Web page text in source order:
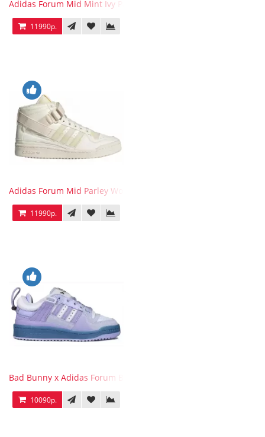
Adidas Forum Mid Mint Ivy Park
11990р.
Adidas Forum Mid Parley Wonder White
11990р.
Bad Bunny x Adidas Forum Buckle Low Purple Blue
10090р.